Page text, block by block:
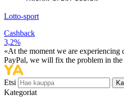
Lotto-sport
Cashback
3,2%
«At the moment we are
PayPal, we will fix the problem in the
Etsi
Kategoriat